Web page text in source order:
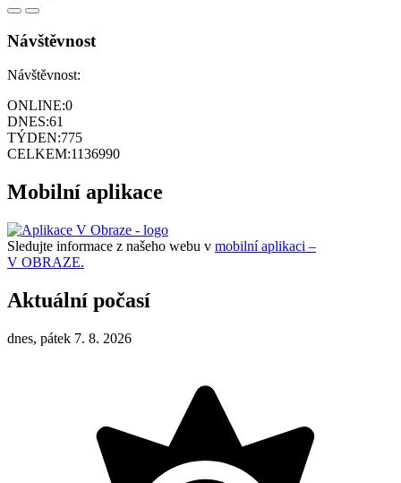
Návštěvnost
Návštěvnost:
ONLINE:0
DNES:61
TÝDEN:775
CELKEM:1136990
Mobilní aplikace
Sledujte informace z našeho webu v mobilní aplikaci –
V OBRAZE.
Aktuální počasí
dnes, pátek 7. 8. 2026